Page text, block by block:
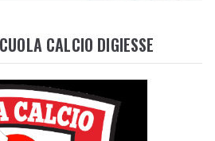
CALCIO DIGIESSE